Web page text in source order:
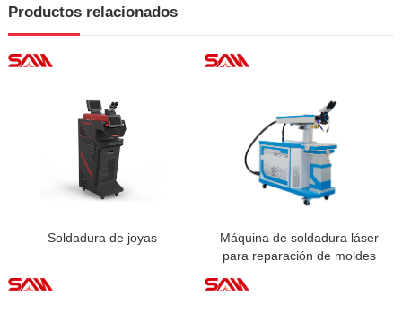
Productos relacionados
Soldadura de joyas
Máquina de soldadura láser
para reparación de moldes